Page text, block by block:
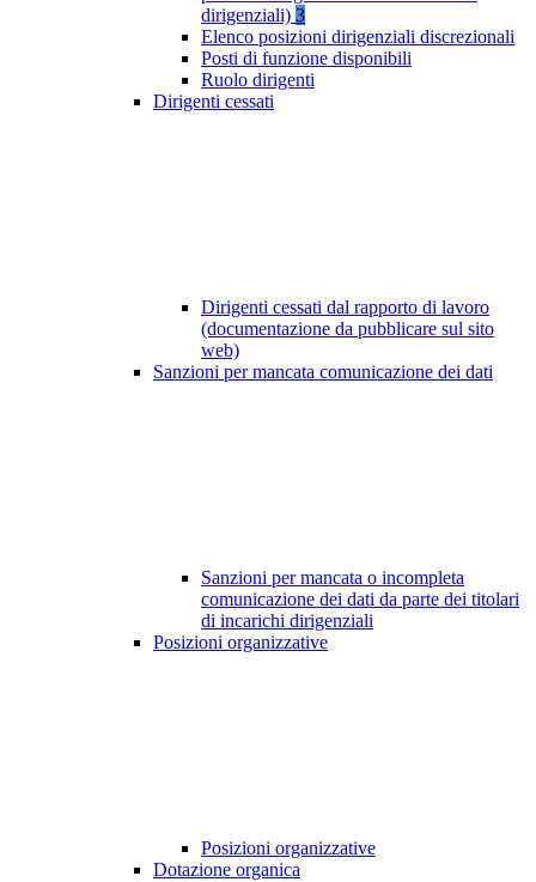
dirigenziali) 3
Elenco posizioni dirigenziali discrezionali
Posti di funzione disponibili
Ruolo dirigenti
Dirigenti cessati
Dirigenti cessati dal rapporto di lavoro
(documentazione da pubblicare sul sito
web)
Sanzioni per mancata comunicazione dei dati
Sanzioni per mancata o incompleta
comunicazione dei dati da parte dei titolari
di incarichi dirigenziali
Posizioni organizzative
Posizioni organizzative
Dotazione organica